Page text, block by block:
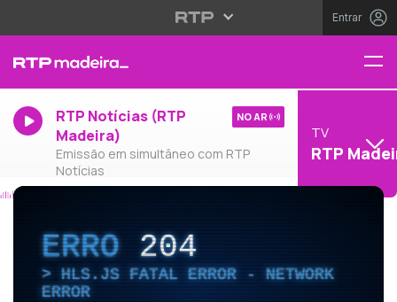
Entrar
RTP Notícias (RTP
Madeira)
Emissão em simultâneo com RTP
Notícias
NO AR
TV
RTP
ERRO204
HLS.JS FATAL ERROR - NETWORK
ERROR